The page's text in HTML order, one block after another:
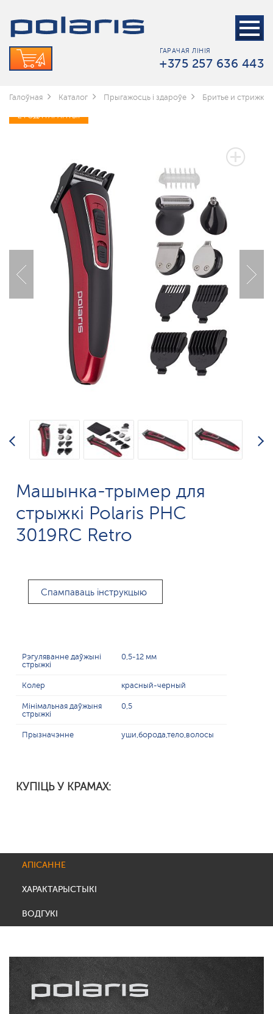
ГАРАЧАЯ ЛІНІЯ
+375 257 636 443
Галоўная Каталог Прыгажосць і здароўе Бритье и стрижка
2 ГОДА ГАРАНТЫІ
Машынка-трымер для
стрыжкі Polaris PHC
3019RC Retro
Спампаваць інструкцыю
Рэгуляванне даўжыні
стрыжкі
0,5-12 мм
Колер красный-черный
Мінімальная даўжыня
стрыжкі
0,5
Прызначэнне уши,борода,тело,волосы
КУПІЦЬ У КРАМАХ:
АПІСАННЕ
ХАРАКТАРЫСТЫКІ
ВОДГУКІ